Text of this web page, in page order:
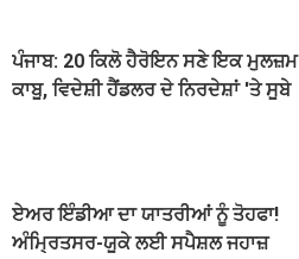
ਪੰਜਾਬ: 20 ਕਿਲੋ ਹੈਰੋਇਨ ਸਣੇ ਇਕ ਮੁਲਜ਼ਮ
ਕਾਬੂ, ਵਿਦੇਸ਼ੀ ਹੈਂਡਲਰ ਦੇ ਨਿਰਦੇਸ਼ਾਂ 'ਤੇ ਸੂਬੇ
ਏਅਰ ਇੰਡੀਆ ਦਾ ਯਾਤਰੀਆਂ ਨੂੰ ਤੋਹਫਾ!
ਅੰਮ੍ਰਿਤਸਰ-ਯੂਕੇ ਲਈ ਸਪੈਸ਼ਲ ਜਹਾਜ਼